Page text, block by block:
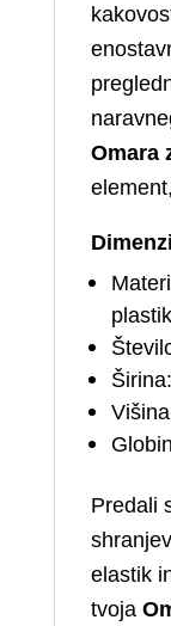
Omara
Predali
elastik
tvoja